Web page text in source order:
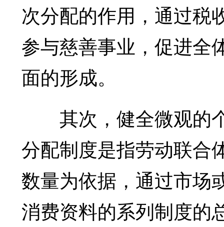
次分配的作用，通过税
参与慈善事业，促进全
面的形成。
其次，健全微观的
分配制度是指劳动联合
数量为依据，通过市场
消费资料的系列制度的